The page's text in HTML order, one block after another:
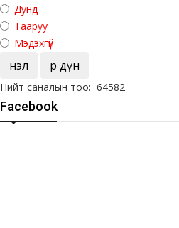
Дунд
Тааруу
Мэдэхгүй
Үнэл Үр дүн
Нийт саналын тоо: 64582
Facebook